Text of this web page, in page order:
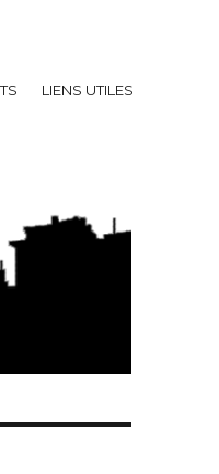
LIENS UTILES